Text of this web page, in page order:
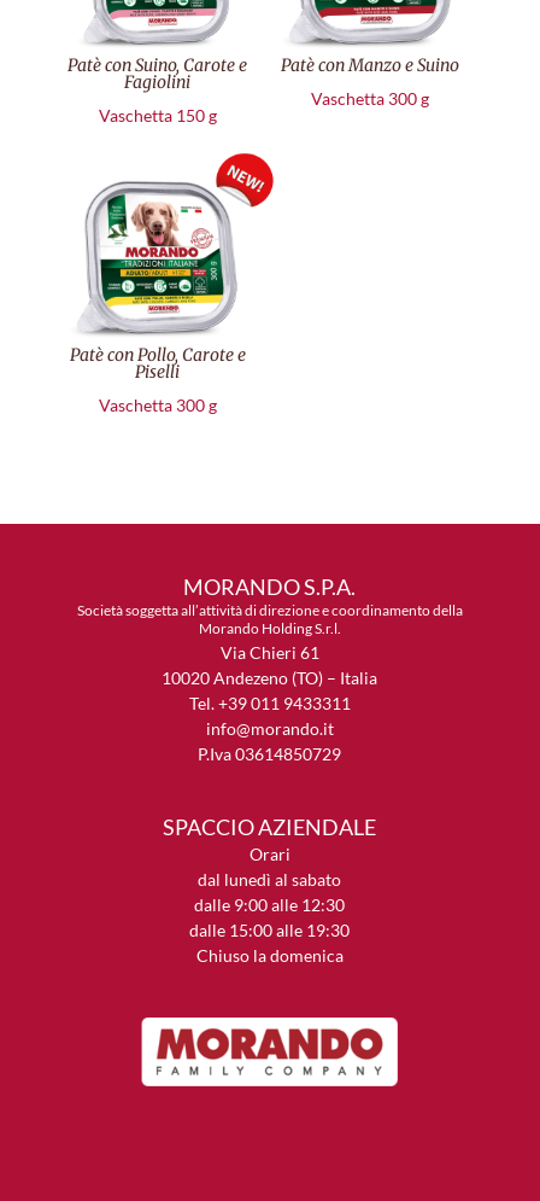
Patè con Suino, Carote e
Fagiolini
Vaschetta 150 g
Patè con Manzo e Suino
Vaschetta 300 g
Patè con Pollo, Carote e
Piselli
Vaschetta 300 g
MORANDO S.P.A.
Società soggetta all’attività di direzione e coordinamento della
Morando Holding S.r.l.
Via Chieri 61
10020 Andezeno (TO) – Italia
Tel. +39 011 9433311
info@morando.it
P.Iva 03614850729
SPACCIO AZIENDALE
Orari
dal lunedì al sabato
dalle 9:00 alle 12:30
dalle 15:00 alle 19:30
Chiuso la domenica